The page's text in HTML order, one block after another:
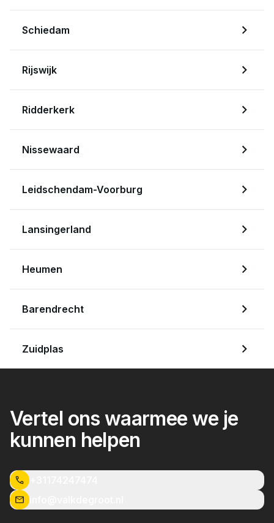
Schiedam
Rijswijk
Ridderkerk
Nissewaard
Leidschendam-Voorburg
Lansingerland
Heumen
Barendrecht
Zuidplas
Vertel ons waarmee we je
kunnen helpen